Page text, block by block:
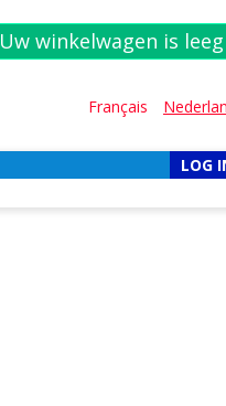
Uw winkelwagen is leeg
Français
LOG